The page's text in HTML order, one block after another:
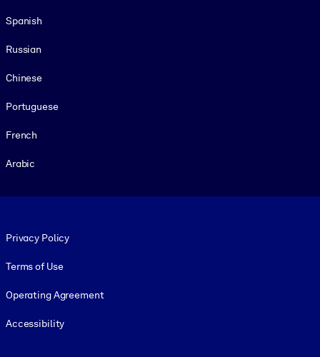
Spanish
Russian
Chinese
Portuguese
French
Arabic
Privacy Policy
Terms of Use
Operating Agreement
Accessibility